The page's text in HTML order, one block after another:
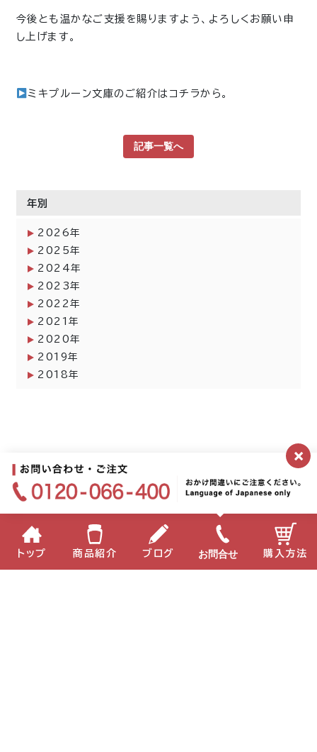
今後とも温かなご支援を賜りますよう、よろしくお願い申
し上げます。
ミキプルーン文庫のご紹介はコチラから。
記事一覧へ
年別
2026年
2025年
2024年
2023年
2022年
2021年
2020年
2019年
2018年
×
トップ 商品紹介 ブログ お問合せ 購入方法